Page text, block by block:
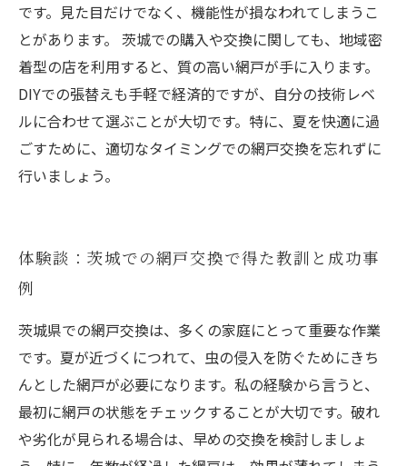
です。見た目だけでなく、機能性が損なわれてしまうこ
とがあります。 茨城での購入や交換に関しても、地域密
着型の店を利用すると、質の高い網戸が手に入ります。
DIYでの張替えも手軽で経済的ですが、自分の技術レベ
ルに合わせて選ぶことが大切です。特に、夏を快適に過
ごすために、適切なタイミングでの網戸交換を忘れずに
行いましょう。
体験談：茨城での網戸交換で得た教訓と成功事
例
茨城県での網戸交換は、多くの家庭にとって重要な作業
です。夏が近づくにつれて、虫の侵入を防ぐためにきち
んとした網戸が必要になります。私の経験から言うと、
最初に網戸の状態をチェックすることが大切です。破れ
や劣化が見られる場合は、早めの交換を検討しましょ